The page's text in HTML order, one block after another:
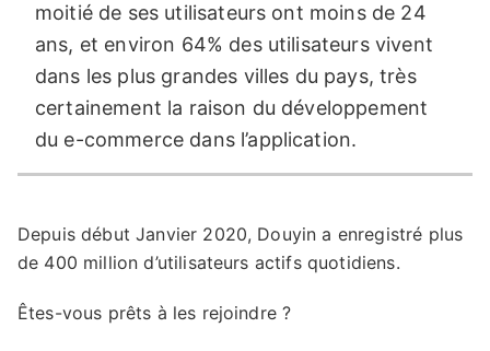
moitié de ses utilisateurs ont moins de 24
ans, et environ 64% des utilisateurs vivent
dans les plus grandes villes du pays, très
certainement la raison du développement
du e-commerce dans l’application.
Depuis début Janvier 2020, Douyin a enregistré plus
de 400 million d’utilisateurs actifs quotidiens.
Êtes-vous prêts à les rejoindre ?